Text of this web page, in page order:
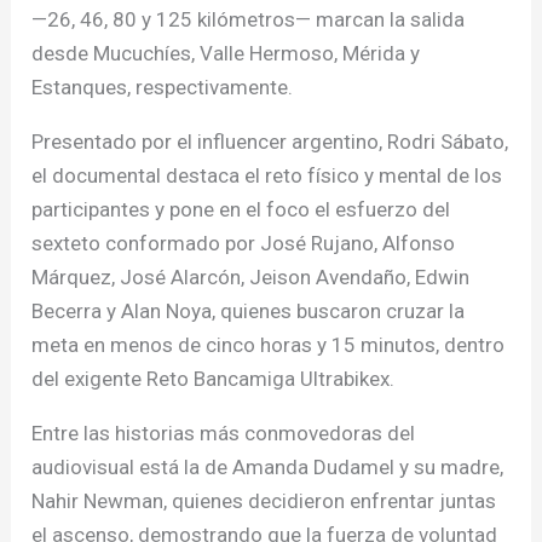
—26, 46, 80 y 125 kilómetros— marcan la salida
desde Mucuchíes, Valle Hermoso, Mérida y
Estanques, respectivamente.
Presentado por el influencer argentino, Rodri Sábato,
el documental destaca el reto físico y mental de los
participantes y pone en el foco el esfuerzo del
sexteto conformado por José Rujano, Alfonso
Márquez, José Alarcón, Jeison Avendaño, Edwin
Becerra y Alan Noya, quienes buscaron cruzar la
meta en menos de cinco horas y 15 minutos, dentro
del exigente Reto Bancamiga Ultrabikex.
Entre las historias más conmovedoras del
audiovisual está la de Amanda Dudamel y su madre,
Nahir Newman, quienes decidieron enfrentar juntas
el ascenso, demostrando que la fuerza de voluntad